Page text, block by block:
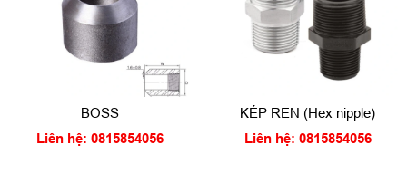
BOSS
Liên hệ: 0815854056
KÉP REN (Hex nipple)
Liên hệ: 0815854056